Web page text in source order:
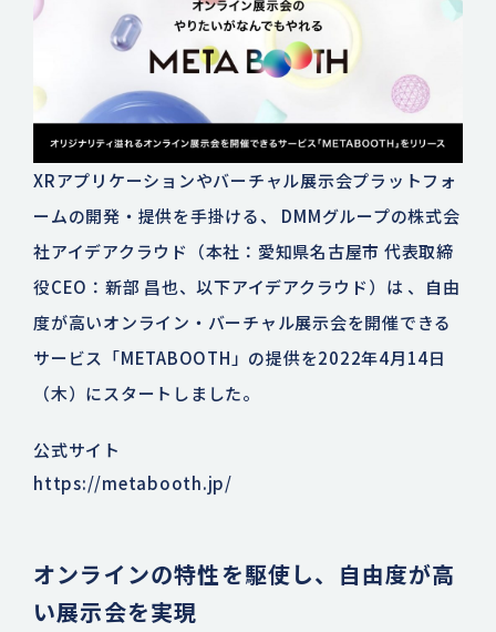
XRアプリケーションやバーチャル展示会プラットフォ
ームの開発・提供を手掛ける、 DMMグループの株式会
社アイデアクラウド（本社：愛知県名古屋市 代表取締
役CEO：新部 昌也、以下アイデアクラウド）は 、自由
度が高いオンライン・バーチャル展示会を開催できる
サービス「METABOOTH」の提供を2022年4月14日
（木）にスタートしました。
公式サイト
https://metabooth.jp/
オンラインの特性を駆使し、自由度が高
い展示会を実現